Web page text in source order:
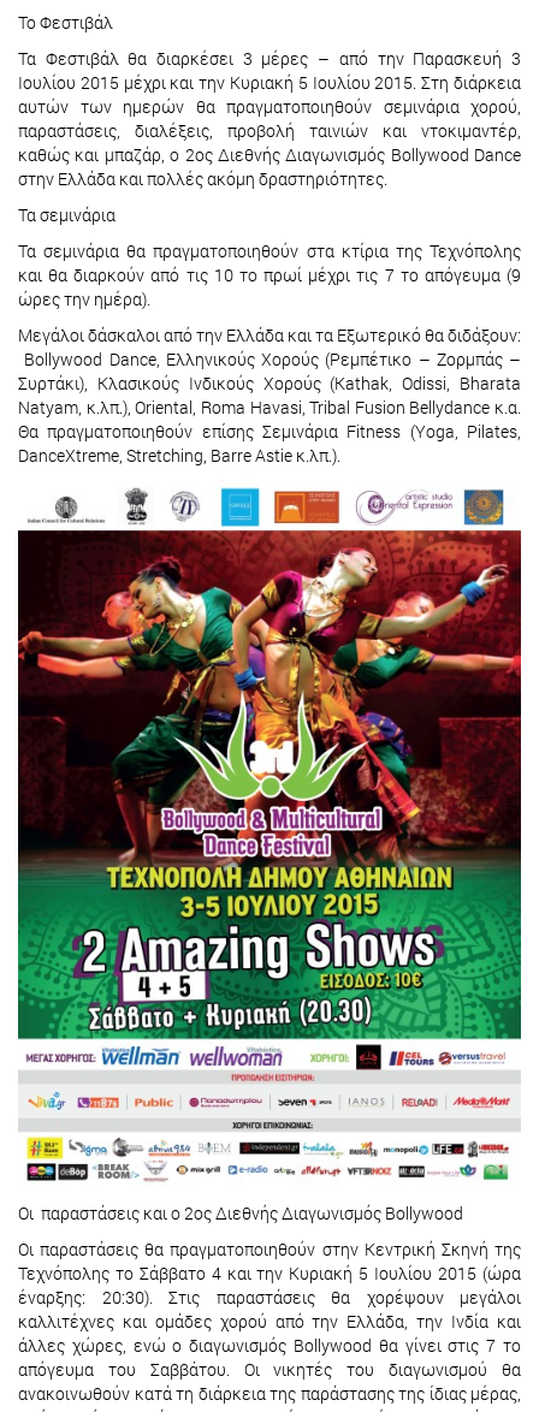
Το Φεστιβάλ
Τα Φεστιβάλ θα διαρκέσει 3 μέρες – από την Παρασκευή 3
Ιουλίου 2015 μέχρι και την Κυριακή 5 Ιουλίου 2015. Στη διάρκεια
αυτών των ημερών θα πραγματοποιηθούν σεμινάρια χορού,
παραστάσεις, διαλέξεις, προβολή ταινιών και ντοκιμαντέρ,
καθώς και μπαζάρ, ο 2ος Διεθνής Διαγωνισμός Bollywood Dance
στην Ελλάδα και πολλές ακόμη δραστηριότητες.
Τα σεμινάρια
Τα σεμινάρια θα πραγματοποιηθούν στα κτίρια της Τεχνόπολης
και θα διαρκούν από τις 10 το πρωί μέχρι τις 7 το απόγευμα (9
ώρες την ημέρα).
Μεγάλοι δάσκαλοι από την Ελλάδα και τα Εξωτερικό θα διδάξουν:
Bollywood Dance, Ελληνικούς Χορούς (Ρεμπέτικο – Ζορμπάς –
Συρτάκι), Κλασικούς Ινδικούς Χορούς (Kathak, Odissi, Bharata
Natyam, κ.λπ.), Oriental, Roma Havasi, Tribal Fusion Bellydance κ.α.
Θα πραγματοποιηθούν επίσης Σεμινάρια Fitness (Yoga, Pilates,
DanceXtreme, Stretching, Barre Astie κ.λπ.).
Οι παραστάσεις και ο 2ος Διεθνής Διαγωνισμός Bollywood
Οι παραστάσεις θα πραγματοποιηθούν στην Κεντρική Σκηνή της
Τεχνόπολης το Σάββατο 4 και την Κυριακή 5 Ιουλίου 2015 (ώρα
έναρξης: 20:30). Στις παραστάσεις θα χορέψουν μεγάλοι
καλλιτέχνες και ομάδες χορού από την Ελλάδα, την Ινδία και
άλλες χώρες, ενώ ο διαγωνισμός Bollywood θα γίνει στις 7 το
απόγευμα του Σαββάτου. Οι νικητές του διαγωνισμού θα
ανακοινωθούν κατά τη διάρκεια της παράστασης της ίδιας μέρας,